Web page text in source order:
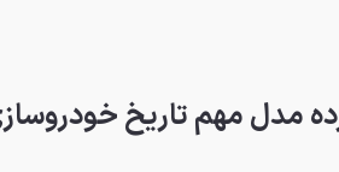
مدل مهم تاریخ